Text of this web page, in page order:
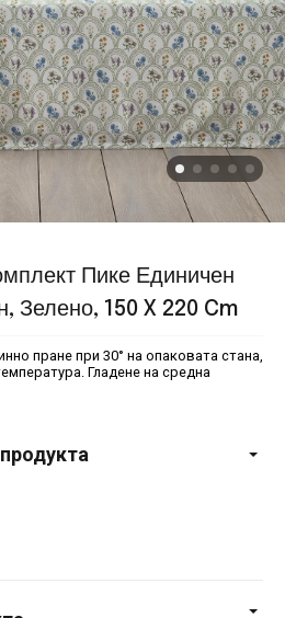
Пике Единичен
Зелено, 150 X 220 Cm
пране при 30° на опаковата стана,
Гладене на средна